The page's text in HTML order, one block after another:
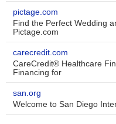
pictage.com
Find the Perfect Wedding
Pictage.com
carecredit.com
CareCredit® Healthcare
Financing for
san.org
Welcome to San Diego